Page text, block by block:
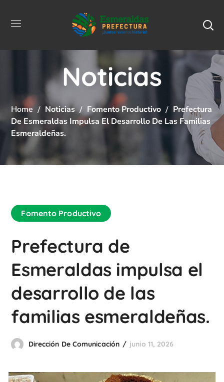
Noticias
Home Noticias Fomento Productivo
Prefectura
De Esmeraldas Impulsa El Desarrollo De Las Familias
Esmeraldeñas.
Fomento Productivo
Prefectura de
Esmeraldas impulsa el
desarrollo de las
familias esmeraldeñas.
Dirección De Comunicación junio 11, 2026